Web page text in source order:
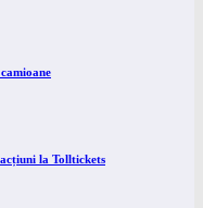
la Tolltickets